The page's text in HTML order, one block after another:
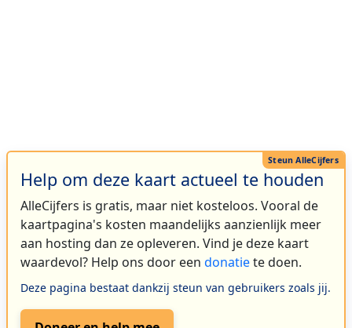
Help om deze kaart actueel te houden
AlleCijfers is gratis, maar niet kosteloos. Vooral de
kaartpagina's kosten maandelijks aanzienlijk meer
aan hosting dan ze opleveren. Vind je deze kaart
waardevol? Help ons door een donatiete doen.
Deze pagina bestaat dankzij steun van gebruikers zoals jij.